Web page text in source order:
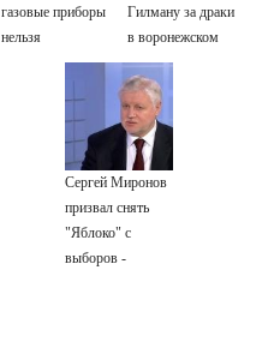
газовые приборы
нельзя
ремонтировать
Гилману за драки
в воронежском
СИЗО
потребовали
ужесточить -
Новости на
Вести.ru
Сергей Миронов
призвал снять
"Яблоко" с
выборов -